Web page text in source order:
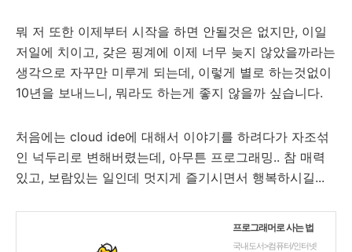
뭐 저 또한 이제부터 시작을 하면 안될것은 없지만, 이일
저일에 치이고, 갖은 핑계에 이제 너무 늦지 않았을까라는
생각으로 자꾸만 미루게 되는데, 이렇게 별로 하는것없이
10년을 보내느니, 뭐라도 하는게 좋지 않을까 싶습니다.
처음에는 cloud ide에 대해서 이야기를 하려다가 자조섞
인 넉두리로 변해버렸는데, 아무튼 프로그래밍.. 참 매력
있고, 보람있는 일인데 멋지게 즐기시면서 행복하시길...
프로그래머로 사는 법
국내도서>컴퓨터/인터넷